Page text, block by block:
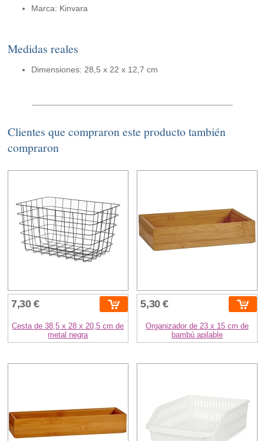
Marca: Kinvara
Medidas reales
Dimensiones: 28,5 x 22 x 12,7 cm
Clientes que compraron este producto también
compraron
7,30 €
Cesta de 38,5 x 28 x 20,5 cm de
metal negra
5,30 €
Organizador de 23 x 15 cm de
bambú apilable